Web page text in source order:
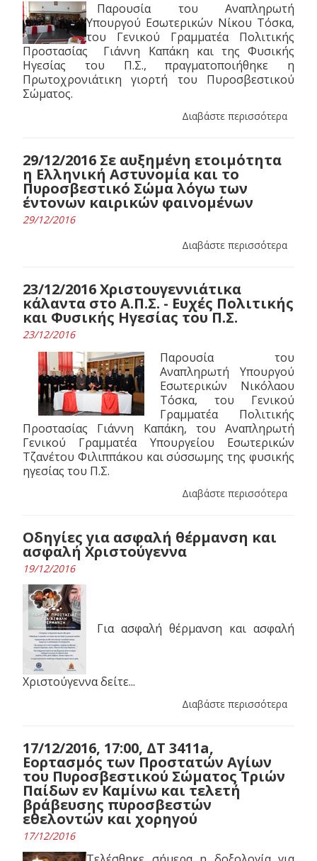
Παρουσία του Αναπληρωτή
Υπουργού Εσωτερικών Νίκου Τόσκα,
του Γενικού Γραμματέα Πολιτικής
Προστασίας Γιάννη Καπάκη και της Φυσικής
Ηγεσίας του Π.Σ., πραγματοποιήθηκε η
Πρωτοχρονιάτικη γιορτή του Πυροσβεστικού
Σώματος.
Διαβάστε περισσότερα
29/12/2016 Σε αυξημένη ετοιμότητα
η Ελληνική Αστυνομία και το
Πυροσβεστικό Σώμα λόγω των
έντονων καιρικών φαινομένων
29/12/2016
Διαβάστε περισσότερα
23/12/2016 Χριστουγεννιάτικα
κάλαντα στο Α.Π.Σ. - Ευχές Πολιτικής
και Φυσικής Ηγεσίας του Π.Σ.
23/12/2016
Παρουσία του
Αναπληρωτή Υπουργoύ
Εσωτερικών Νικόλαου
Τόσκα, του Γενικού
Γραμματέα Πολιτικής
Προστασίας Γιάννη Καπάκη, του Αναπληρωτή
Γενικού Γραμματέα Υπουργείου Εσωτερικών
Τζανέτου Φιλιππάκου και σύσσωμης της φυσικής
ηγεσίας του Π.Σ.
Διαβάστε περισσότερα
Οδηγίες για ασφαλή θέρμανση και
ασφαλή Χριστούγεννα
19/12/2016
Για ασφαλή θέρμανση και ασφαλή
Χριστούγεννα δείτε...
Διαβάστε περισσότερα
17/12/2016, 17:00, ΔΤ 3411a,
Εορτασμός των Προστατών Αγίων
του Πυροσβεστικού Σώματος Τριών
Παίδων εν Καμίνω και τελετή
βράβευσης πυροσβεστών
εθελοντών και χορηγού
17/12/2016